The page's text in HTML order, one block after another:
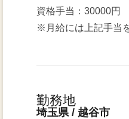
資格手当：30000円
※月給には上記手当
勤務地
埼玉県 / 越谷市